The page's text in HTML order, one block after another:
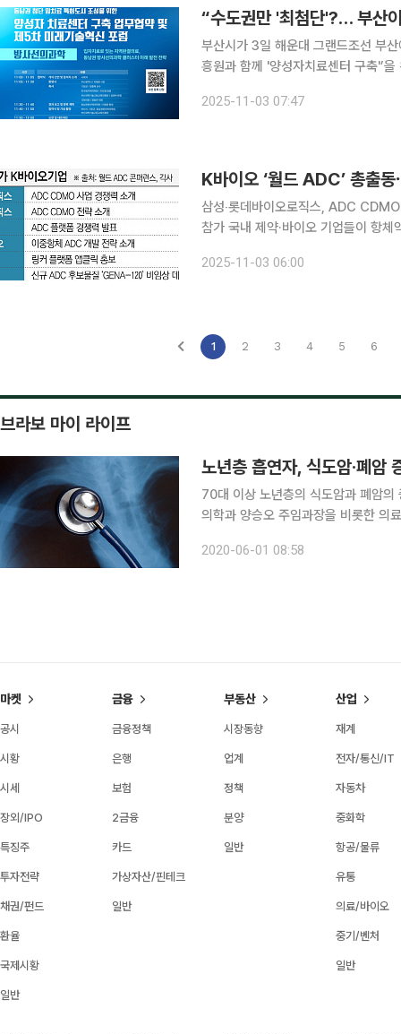
“수도권만 '최첨단'?… 부산
부산시가 3일 해운대 그랜드조선 부
흥원과 함께 '양성자치료센터 구축'’을 위한 업무협약을
2025-11-03 07:47
삼성‧롯데바이오로직스, ADC
참가 국내 제약·바이오 기업들이 항체약물접합체(ADC) 분야의 세계 최대 행사인 ‘월드 ADC 샌디
오로직스 등 위탁개발생산(CDMO)
2025-11-03 06:00
1 2 3 4 5 6
브라보 마이 라이프
노년층 흡연자, 식도암·폐암
70대 이상 노년층의 식도암과 폐암의
의학과 양승오 주임과장을 비롯한 의
밝혔다. 미국암학회 발표 자료에 따르
2020-06-01 08:58
마켓
공시
시황
시세
장외/IPO
특징주
투자전략
채권/펀드
환율
국제시황
일반
금융
금융정책
은행
보험
2금융
카드
가상자산/핀테크
일반
부동산
시장동향
업계
정책
분양
일반
산업
재계
전자/통신/IT
자동차
중화학
항공/물류
유통
의료/바이오
중기/벤처
일반